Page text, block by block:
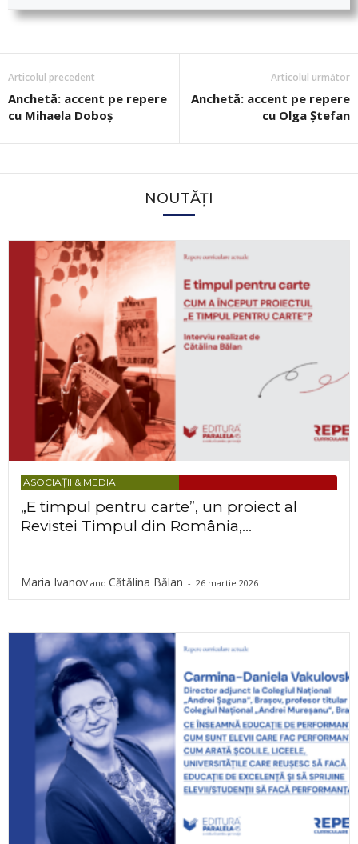
Articolul precedent
Anchetă: accent pe repere
cu Mihaela Doboș
Articolul următor
Anchetă: accent pe repere
cu Olga Ștefan
NOUTĂȚI
ASOCIAȚII & MEDIA
„E timpul pentru carte”, un proiect al
Revistei Timpul din România,...
Maria Ivanov and Cătălina Bălan - 26 martie 2026